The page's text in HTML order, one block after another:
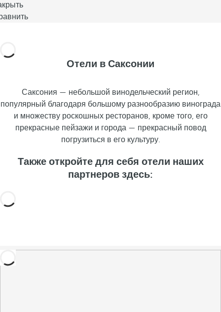
Отели в Саксонии
Саксония — небольшой винодельческий регион,
популярный благодаря большому разнообразию винограда
и множеству роскошных ресторанов, кроме того, его
прекрасные пейзажи и города — прекрасный повод
погрузиться в его культуру.
Также откройте для себя отели наших
партнеров здесь: